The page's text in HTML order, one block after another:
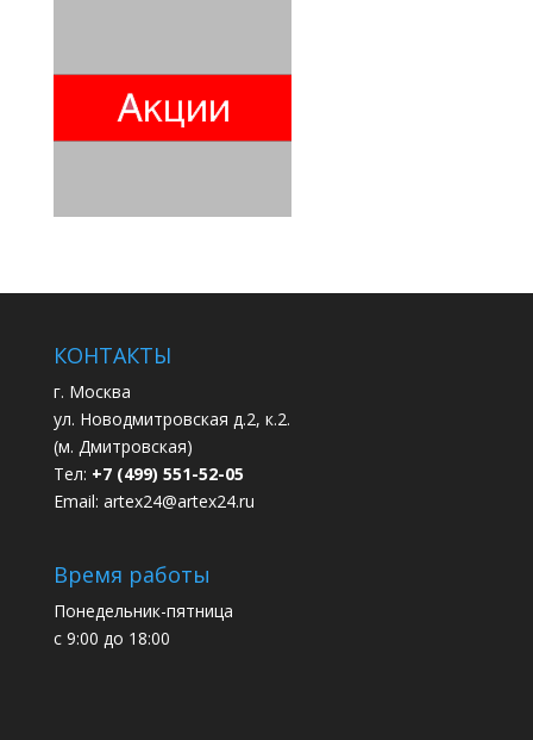
КОНТАКТЫ
г. Москва
ул. Новодмитровская д.2, к.2.
(м. Дмитровская)
Тел: +7 (499) 551-52-05
Email: artex24@artex24.ru
Время работы
Понедельник-пятница
с 9:00 до 18:00